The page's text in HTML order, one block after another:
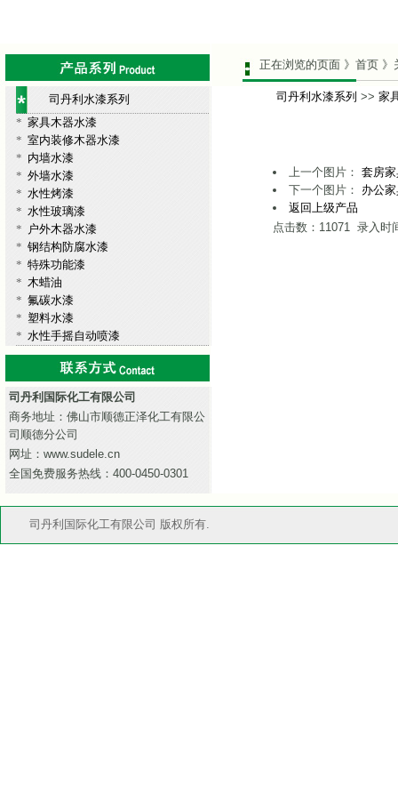
正在浏览的页面 》首页 》
司丹利水漆系列
* 家具木器水漆
* 室内装修木器水漆
* 内墙水漆
* 外墙水漆
* 水性烤漆
* 水性玻璃漆
* 户外木器水漆
* 钢结构防腐水漆
* 特殊功能漆
* 木蜡油
* 氟碳水漆
* 塑料水漆
* 水性手摇自动喷漆
司丹利水漆系列 >> 家
上一个图片： 套房
下一个图片： 办公
返回上级产品
点击数：11071 录入时
司丹利国际化工有限公司
商务地址：佛山市顺德正泽化工有限公
司顺德分公司
网址：www.sudele.cn
全国免费服务热线：400-0450-0301
司丹利国际化工有限公司 版权所有.